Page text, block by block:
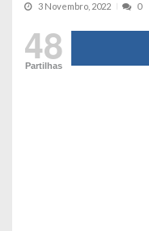
3 Novembro, 2022 0
48
Partilhas